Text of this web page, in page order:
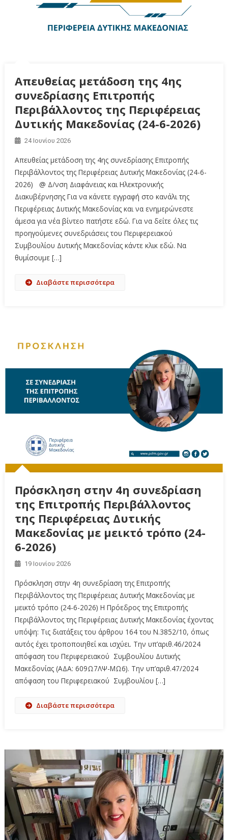
Απευθείας μετάδοση της 4ης
συνεδρίασης Επιτροπής
Περιβάλλοντος της Περιφέρειας
Δυτικής Μακεδονίας (24-6-2026)
24 Ιουνίου 2026
Απευθείας μετάδοση της 4ης συνεδρίασης Επιτροπής
Περιβάλλοντος της Περιφέρειας Δυτικής Μακεδονίας (24-6-
2026) @ Δ/νση Διαφάνειας και Ηλεκτρονικής
Διακυβέρνησης Για να κάνετε εγγραφή στο κανάλι της
Περιφέρειας Δυτικής Μακεδονίας και να ενημερώνεστε
άμεσα για νέα βίντεο πατήστε εδώ. Για να δείτε όλες τις
προηγούμενες συνεδριάσεις του Περιφερειακού
Συμβουλίου Δυτικής Μακεδονίας κάντε κλικ εδώ. Να
θυμίσουμε […]
Διαβάστε περισσότερα
Πρόσκληση στην 4η συνεδρίαση
της Επιτροπής Περιβάλλοντος
της Περιφέρειας Δυτικής
Μακεδονίας με μεικτό τρόπο (24-
6-2026)
19 Ιουνίου 2026
Πρόσκληση στην 4η συνεδρίαση της Επιτροπής
Περιβάλλοντος της Περιφέρειας Δυτικής Μακεδονίας με
μεικτό τρόπο (24-6-2026) Η Πρόεδρος της Επιτροπής
Περιβάλλοντος της Περιφέρειας Δυτικής Μακεδονίας έχοντας
υπόψη: Τις διατάξεις του άρθρου 164 του Ν.3852/10, όπως
αυτός έχει τροποποιηθεί και ισχύει. Την υπ’αριθ.46/2024
απόφαση του Περιφερειακού Συμβουλίου Δυτικής
Μακεδονίας (ΑΔΑ: 609Ω7ΛΨ-ΜΩ6). Την υπ’αριθ.47/2024
απόφαση του Περιφερειακού Συμβουλίου […]
Διαβάστε περισσότερα